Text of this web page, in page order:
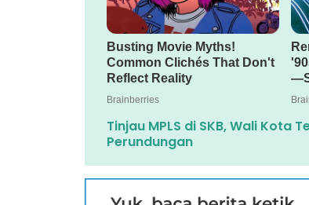
Tinjau MPLS di SKB, Wali Kota
Perundungan